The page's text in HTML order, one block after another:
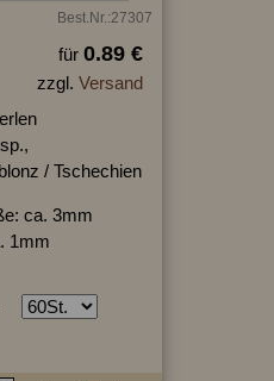
Best.Nr.:27307
für 0.89 €
zzgl. Versand
/ Tschechien
ca. 3mm
1mm